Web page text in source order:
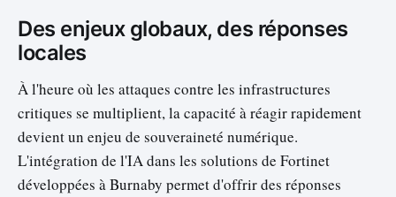
Des enjeux globaux, des réponses
locales
À l'heure où les attaques contre les infrastructures
critiques se multiplient, la capacité à réagir rapidement
devient un enjeu de souveraineté numérique.
L'intégration de l'IA dans les solutions de Fortinet
développées à Burnaby permet d'offrir des réponses